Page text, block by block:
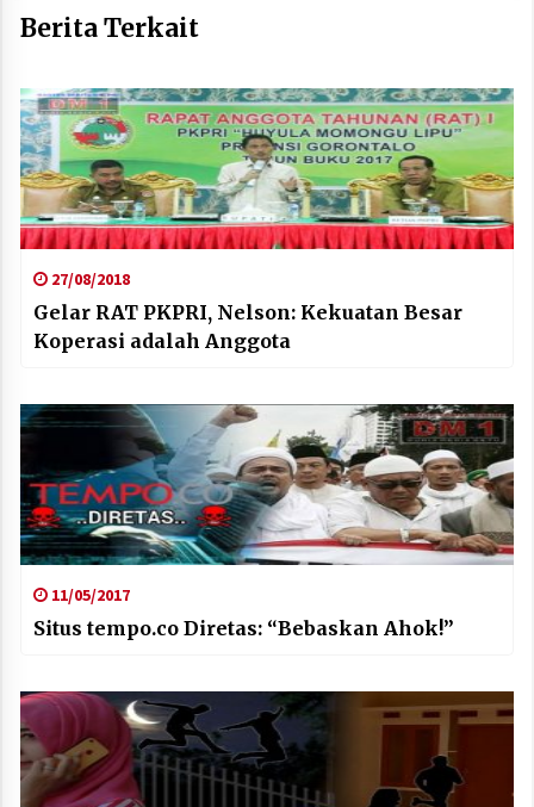
Berita Terkait
27/08/2018
Gelar RAT PKPRI, Nelson: Kekuatan Besar
Koperasi adalah Anggota
11/05/2017
Situs tempo.co Diretas: “Bebaskan Ahok!”